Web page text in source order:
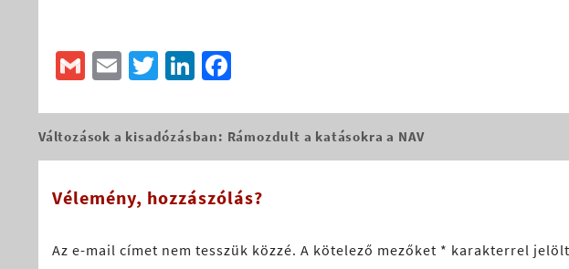
GmailEmailTwitterLinkedIn
Bejegyzés
Változások a kisadózásban: Rámozdult a katásokra a NAV
Vélemény, hozzászólás?
Az e-mail címet nem tesszük közzé. A kötelező mezőket * karakterrel